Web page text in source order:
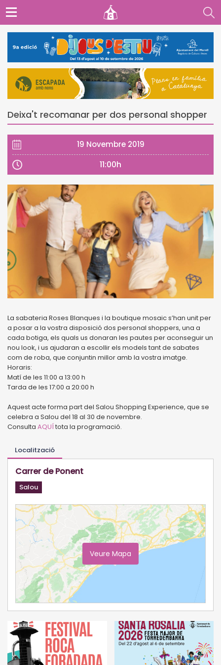
Deixa't recomanar per dos personal shopper
19 Novembre 2019
11:00h
La sabateria Roses Blanques i la boutique mosaic s’han unit per
a posar a la vostra disposició dos personal shoppers, una a
cada botiga, els quals us donaran les pautes per aconseguir un
nou look, i us ajudaran a escollir els models tant de sabates
com de roba, que conjuntin millor amb la vostra imatge.
Horaris:
Matí de les 11:00 a 13:00 h
Tarda de les 17:00 a 20:00 h
Aquest acte forma part del Salou Shopping Experience, que se
celebra a Salou del 18 al 30 de novembre.
Consulta AQUÍtota la programació.
Localització
Carrer de Ponent
Salou
Veure Mapa